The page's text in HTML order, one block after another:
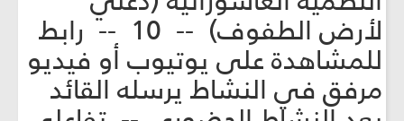
لأرض الطفوف) -- 10 -- رابط
للمشاهدة على يوتيوب أو فيديو
مرفق في النشاط يرسله القائد